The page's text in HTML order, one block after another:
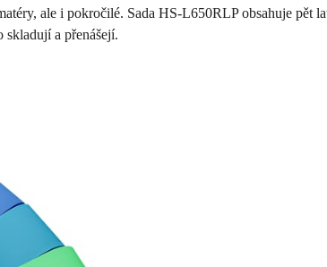
ale i pokročilé. Sada HS-L650RLP obsahuje pět
a přenášejí.